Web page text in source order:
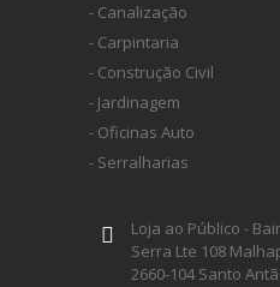
- Canalização
- Carpintaria
- Construção Civil
- Jardinagem
- Oficinas Auto
- Serralharias
Loja ao Público -
Serra Lte 108
2660-104 Santo